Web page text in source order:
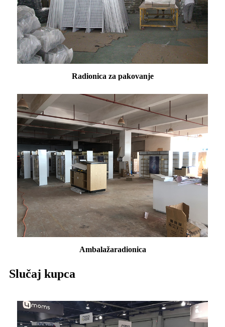
Radionica za pakovanje
Ambalažaradionica
Slučaj kupca